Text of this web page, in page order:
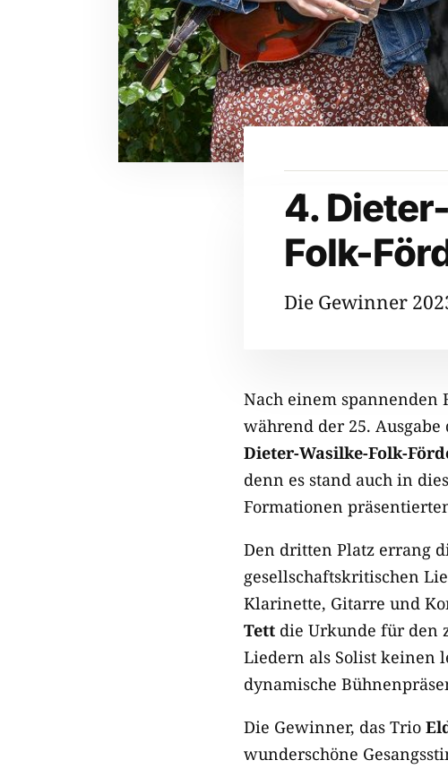
4.
Folk-
Die Gewinner
Nach einem spannenden
während der 25. Ausgabe
Dieter-Wasilke-Folk-
denn es stand auch in
Formationen
Den dritten Platz errang
gesellschaftskritischen
Klarinette, Gitarre und
Tett die Urkunde für den
Liedern als Solist keinen
dynamische
Die Gewinner, das Trio
wunderschöne